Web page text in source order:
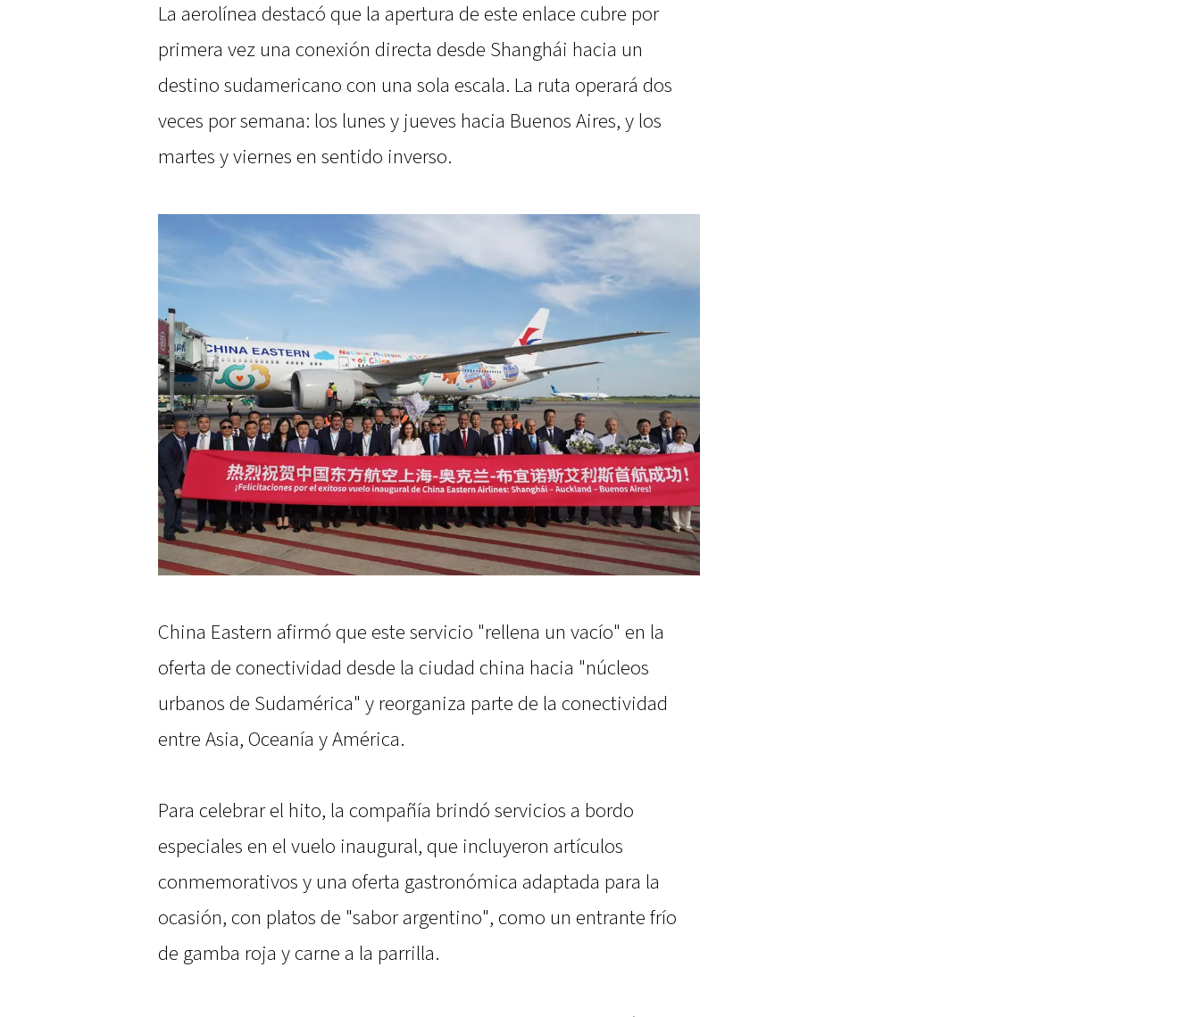
La aerolínea destacó que la apertura de este enlace cubre por
primera vez una conexión directa desde Shanghái hacia un
destino sudamericano con una sola escala. La ruta operará dos
veces por semana: los lunes y jueves hacia Buenos Aires, y los
martes y viernes en sentido inverso.
China Eastern afirmó que este servicio "rellena un vacío" en la
oferta de conectividad desde la ciudad china hacia "núcleos
urbanos de Sudamérica" y reorganiza parte de la conectividad
entre Asia, Oceanía y América.
Para celebrar el hito, la compañía brindó servicios a bordo
especiales en el vuelo inaugural, que incluyeron artículos
conmemorativos y una oferta gastronómica adaptada para la
ocasión, con platos de "sabor argentino", como un entrante frío
de gamba roja y carne a la parrilla.